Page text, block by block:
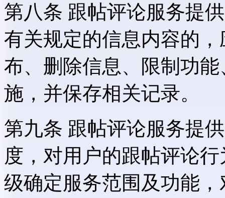
第八条 跟帖评论服务提
有关规定的信息内容的
布、删除信息、限制功
施，并保存相关记录。
第九条 跟帖评论服务提
度，对用户的跟帖评论
级确定服务范围及功能